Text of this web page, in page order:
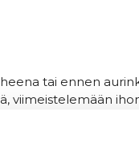
tai ennen
viimeistelemään